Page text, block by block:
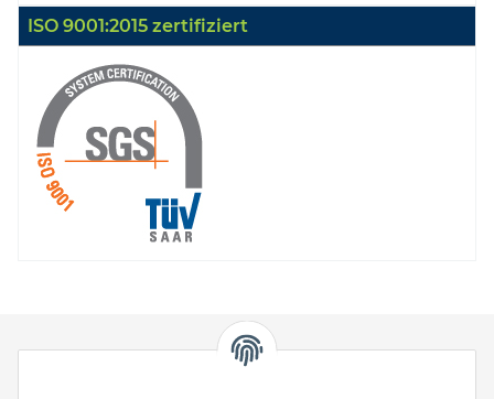
ISO 9001:2015 zertifiziert